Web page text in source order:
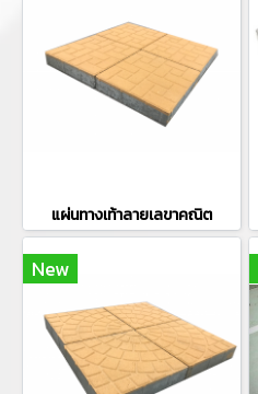
แผ่นทางเท้าลายเลขาคณิต
New